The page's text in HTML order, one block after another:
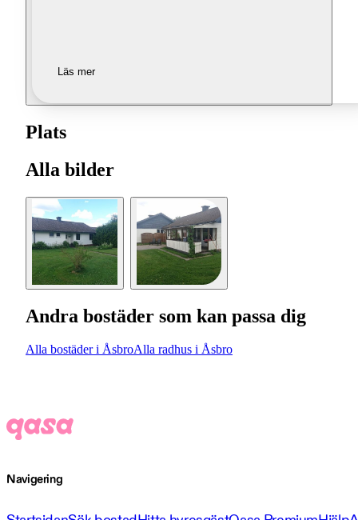
Läs mer
Plats
Alla bilder
Andra bostäder som kan passa dig
Alla bostäder i ÅsbroAlla radhus i Åsbro
Navigering